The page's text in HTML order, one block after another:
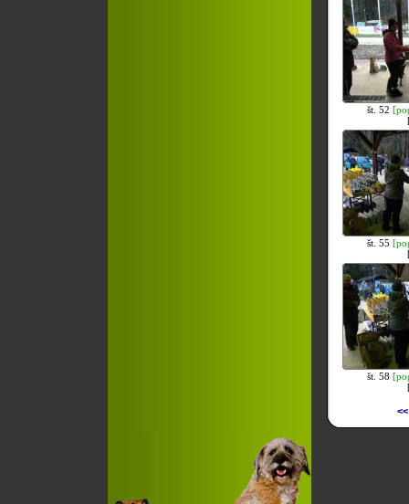
št. 52
št. 55
št. 58